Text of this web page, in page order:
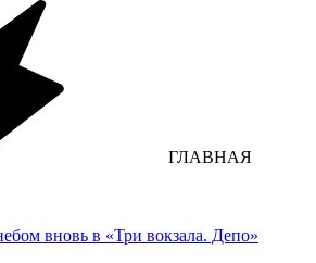
ГЛАВНАЯ
вновь в «Три вокзала. Депо»